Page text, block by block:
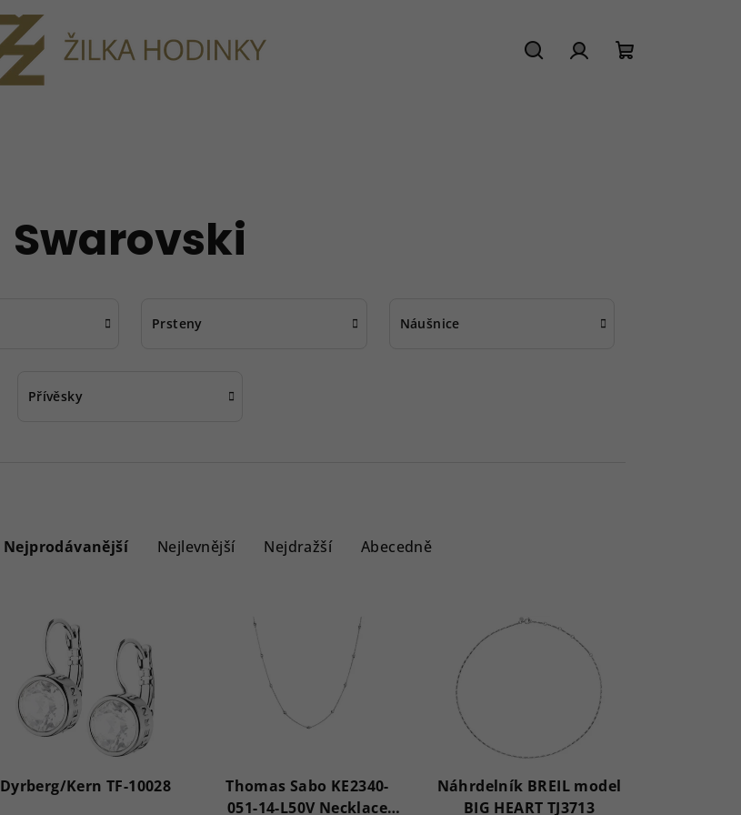
Swarovski
Prsteny Náušnice
Přívěsky
a
o
Nejprodávanější Nejlevnější Nejdražší Abecedně
p
Dyrberg/Kern TF-10028
Thomas Sabo KE2340-
051-14-L50V Necklace
Náhrdelník BREIL model
BIG HEART TJ3713